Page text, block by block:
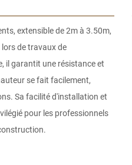
extensible de 2m à 3.50m,
de travaux de
il garantit une résistance et
se fait facilement,
Sa facilité d'installation et
pour les professionnels